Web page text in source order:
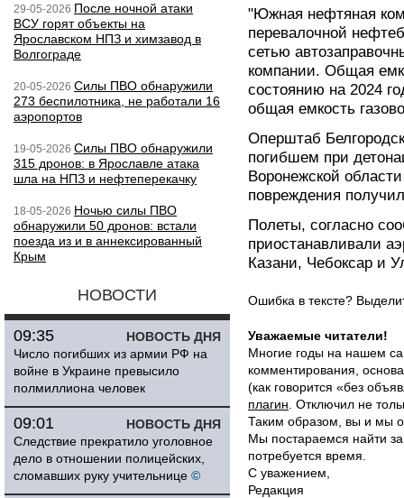
29-05-2026 После ночной атаки
ВСУ горят объекты на
Ярославском НПЗ и химзавод в
Волгограде
20-05-2026 Силы ПВО обнаружили
273 беспилотника, не работали 16
аэропортов
19-05-2026 Силы ПВО обнаружили
315 дронов: в Ярославле атака
шла на НПЗ и нефтеперекачку
18-05-2026 Ночью силы ПВО
обнаружили 50 дронов: встали
поезда из и в аннексированный
Крым
НОВОСТИ
НОВОСТЬ ДНЯ
09:35
Число погибших из армии РФ на
войне в Украине превысило
полмиллиона человек
НОВОСТЬ ДНЯ
09:01
Следствие прекратило уголовное
дело в отношении полицейских,
сломавших руку учительнице ©
"Южная нефтяная
перевалочной
сетью
компании. Общая
состоянию на 2024
общая емкость
Оперштаб
погибшем при
Воронежской
повреждения
Полеты, согласно
приостанавливали
Казани, Чебоксар и
Ошибка в тексте?
Уважаемые читатели!
Многие годы на нашем
комментирования,
(как говорится «без
плагин . Отключил не
Таким образом, вы и мы
Мы постараемся найти
потребуется время.
С уважением,
Редакция